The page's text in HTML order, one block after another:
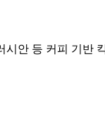
안 등 커피 기반